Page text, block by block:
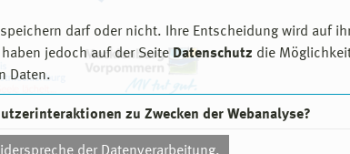
darf oder nicht. Ihre Entscheidung wird auf
jedoch auf der Seite Datenschutz die
Daten.
zu Zwecken der Webanalyse?